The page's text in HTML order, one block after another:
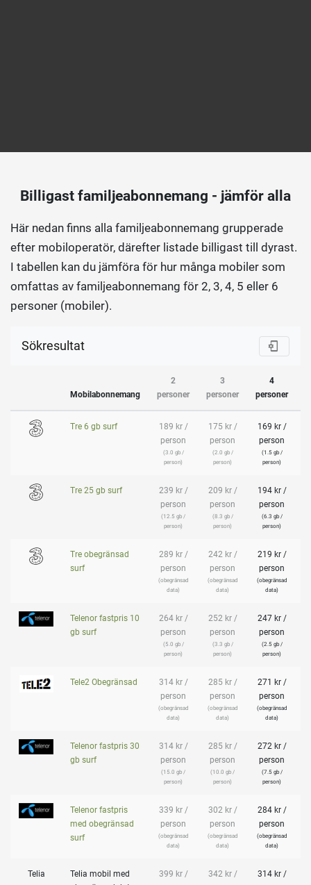
Billigast familjeabonnemang - jämför alla
Här nedan finns alla familjeabonnemang grupperade
efter mobiloperatör, därefter listade billigast till dyrast.
I tabellen kan du jämföra för hur många mobiler som
omfattas av familjeabonnemang för 2, 3, 4, 5 eller 6
personer (mobiler).
Sökresultat
Mobilabonnemang
2
personer
3
personer
4
personer
Tre 6 gb surf
189 kr /
person
(3.0 gb /
person)
175 kr /
person
(2.0 gb /
person)
169 kr /
person
(1.5 gb /
person)
Tre 25 gb surf
239 kr /
person
(12.5 gb /
person)
209 kr /
person
(8.3 gb /
person)
194 kr /
person
(6.3 gb /
person)
Tre obegränsad
surf
289 kr /
person
(obegränsad
data)
242 kr /
person
(obegränsad
data)
219 kr /
person
(obegränsad
data)
Telenor fastpris 10
gb surf
264 kr /
person
(5.0 gb /
person)
252 kr /
person
(3.3 gb /
person)
247 kr /
person
(2.5 gb /
person)
Tele2 Obegränsad
314 kr /
person
(obegränsad
data)
285 kr /
person
(obegränsad
data)
271 kr /
person
(obegränsad
data)
Telenor fastpris 30
gb surf
314 kr /
person
(15.0 gb /
person)
285 kr /
person
(10.0 gb /
person)
272 kr /
person
(7.5 gb /
person)
Telenor fastpris
med obegränsad
surf
339 kr /
person
(obegränsad
data)
302 kr /
person
(obegränsad
data)
284 kr /
person
(obegränsad
data)
Telia
Telia mobil med
399 kr /
342 kr /
314 kr /